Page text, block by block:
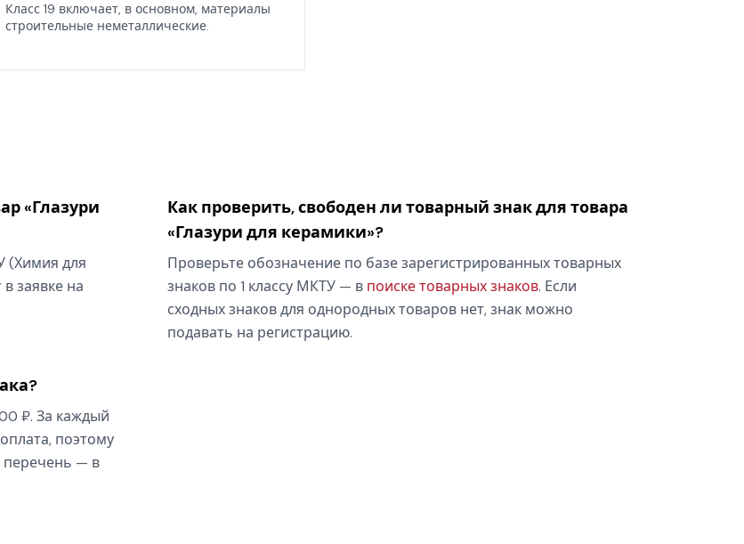
Класс 19 включает, в основном, материалы
строительные неметаллические.
«Глазури
(Химия для
заявке на
Как проверить, свободен ли товарный знак для товара
«Глазури для керамики»?
Проверьте обозначение по базе зарегистрированных товарных
знаков по 1 классу МКТУ — в поиске товарных знаков. Если
сходных знаков для однородных товаров нет, знак можно
подавать на регистрацию.
₽. За каждый
поэтому
перечень — в